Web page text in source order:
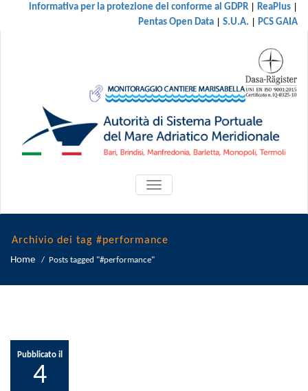
informativa per la protezione dei conforme al GDPR | ReaPlus |
Pentas Open Data | S.U.A. | PCS GAIA
ATTIVA/DISATTIVA
MENU
Archivio dei tag #performance
Home / Posts tagged "#performance"
Pubblicato il
4